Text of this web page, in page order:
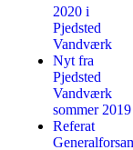
2020 i
Pjedsted
Vandværk
Nyt fra
Pjedsted
Vandværk
sommer 2019
Referat